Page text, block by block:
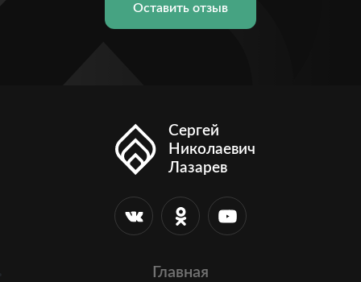
Оставить отзыв
Сергей
Николаевич
Лазарев
Главная